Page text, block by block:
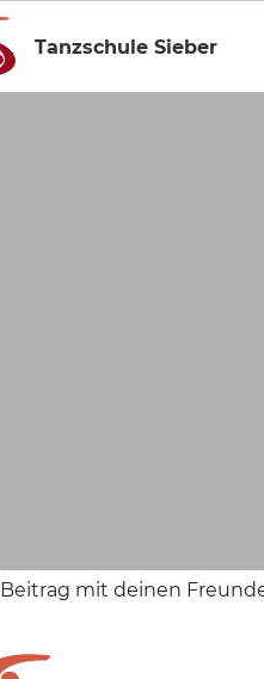
Tanzschule Sieber
mit deinen